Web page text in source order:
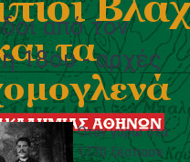
από τον
18ου - αρχές
Όταν γύρω στα
1770 ξέσπασε